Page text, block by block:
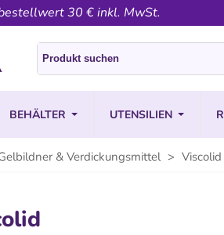
30 € inkl. MwSt.
BEHÄLTER UTENSILIEN
& Verdickungsmittel > Viscolid